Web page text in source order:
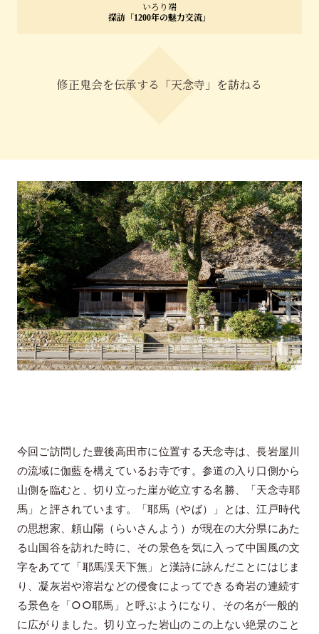
ニュース & トピックス
サイトポリシー
お問い合わせ
いろり端
探訪「1200年の魅力交流」
修正鬼会を伝承する「天念寺」を訪ねる
今回ご訪問した豊後高田市に位置する天念寺は、長岩屋川
の流域に伽藍を構えているお寺です。参道の入り口側から
山側を臨むと、切り立った崖が屹立する名勝、「天念寺耶
馬」と評されています。「耶馬（やば）」とは、江戸時代
の思想家、頼山陽（らいさんよう）が現在の大分県にあた
る山国谷を訪れた時に、その景色を気に入って中国風の文
字をあてて「耶馬渓天下無」と漢詩に詠んだことにはじま
り、凝灰岩や溶岩などの侵食によってできる奇岩の連続す
る景色を「○○耶馬」と呼ぶようになり、その名が一般的
に広がりました。切り立った岩山のこの上ない絶景のこと